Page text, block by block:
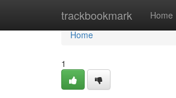
trackbookmark Home
Home
Home
1